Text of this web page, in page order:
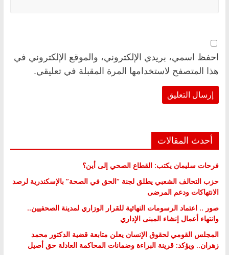
احفظ اسمي، بريدي الإلكتروني، والموقع الإلكتروني في
هذا المتصفح لاستخدامها المرة المقبلة في تعليقي.
أحدث المقالات
فرحات سليمان يكتب: القطاع الصحي إلى أين؟
حزب التحالف الشعبي يطلق لجنة “الحق في الصحة” بالإسكندرية لرصد
الانتهاكات ودعم المرضى
صور .. اعتماد الرسومات النهائية للقرار الوزاري لمدينة الصحفيين..
وانتهاء أعمال إنشاء المبنى الإداري
المجلس القومي لحقوق الإنسان يعلن متابعة قضية الدكتور محمد
زهران.. ويؤكد: قرينة البراءة وضمانات المحاكمة العادلة حق أصيل